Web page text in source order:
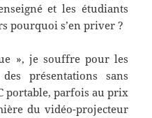
et les étudiants
pourquoi s’en priver ?
», je souffre pour les
présentations sans
portable, parfois au prix
du vidéo-projecteur